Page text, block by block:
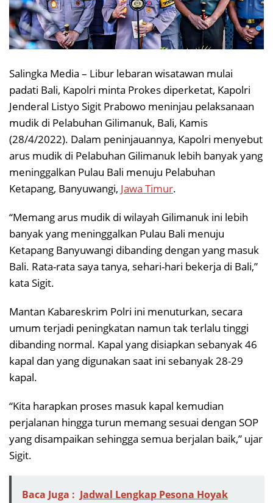
Salingka Media – Libur lebaran wisatawan mulai
padati Bali, Kapolri minta Prokes diperketat, Kapolri
Jenderal Listyo Sigit Prabowo meninjau pelaksanaan
mudik di Pelabuhan Gilimanuk, Bali, Kamis
(28/4/2022). Dalam peninjauannya, Kapolri menyebut
arus mudik di Pelabuhan Gilimanuk lebih banyak yang
meninggalkan Pulau Bali menuju Pelabuhan
Ketapang, Banyuwangi, Jawa Timur.
“Memang arus mudik di wilayah Gilimanuk ini lebih
banyak yang meninggalkan Pulau Bali menuju
Ketapang Banyuwangi dibanding dengan yang masuk
Bali. Rata-rata saya tanya, sehari-hari bekerja di Bali,”
kata Sigit.
Mantan Kabareskrim Polri ini menuturkan, secara
umum terjadi peningkatan namun tak terlalu tinggi
dibanding normal. Kapal yang disiapkan sebanyak 46
kapal dan yang digunakan saat ini sebanyak 28-29
kapal.
“Kita harapkan proses masuk kapal kemudian
perjalanan hingga turun memang sesuai dengan SOP
yang disampaikan sehingga semua berjalan baik,” ujar
Sigit.
Baca Juga : Jadwal Lengkap Pesona Hoyak